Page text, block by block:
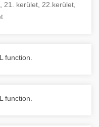
21. kerület 22.kerület
function.
function.